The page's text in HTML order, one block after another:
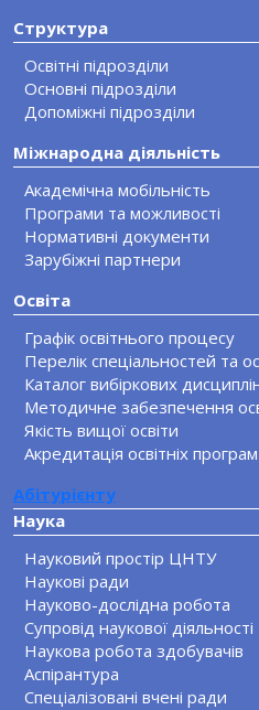
Структура
Освітні підрозділи
Основні підрозділи
Допоміжні підрозділи
Міжнародна діяльність
Академічна мобільність
Програми та можливості
Нормативні документи
Зарубіжні партнери
Освіта
Графік освітнього процесу
Перелік спеціальностей та
Каталог вибіркових
Методичне забезпечення
Якість вищої освіти
Акредитація освітніх програм
Абітурієнту
Наука
Науковий простір ЦНТУ
Наукові ради
Науково-дослідна робота
Супровід наукової діяльності
Наукова робота здобувачів
Аспірантура
Спеціалізовані вчені ради